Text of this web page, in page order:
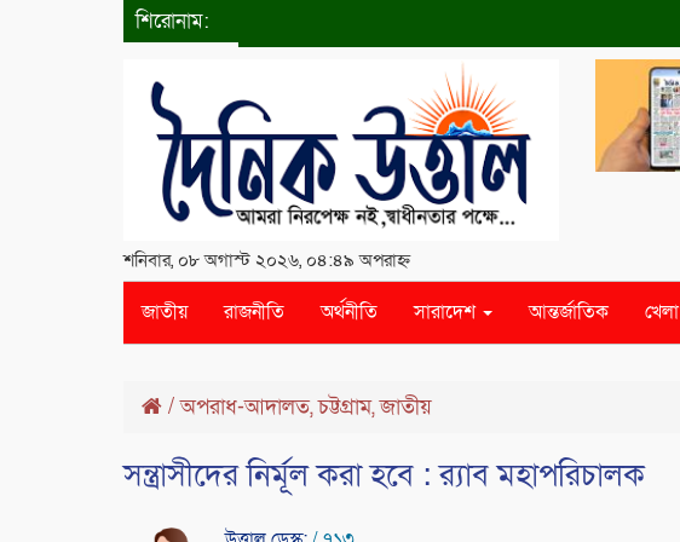
শিরোনাম:
শনিবার, ০৮ অগাস্ট ২০২৬, ০৪:৪৯ অপরাহ্ন
জাতীয় রাজনীতি অর্থনীতি সারাদেশ আন্তর্জাতিক খেলা
/অপরাধ-আদালত,চট্টগ্রাম,জাতীয়
সন্ত্রাসীদের নির্মূল করা হবে : র‌্যাব মহাপরিচালক